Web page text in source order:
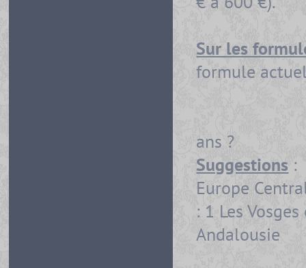
Sur les
formule
ans ?
Suggestions :
Europe
: 1 Les
Andalousie